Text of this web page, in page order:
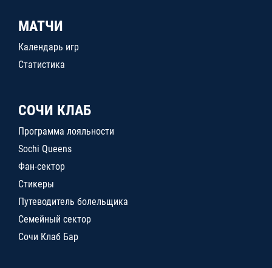
МАТЧИ
Календарь игр
Статистика
СОЧИ КЛАБ
Программа лояльности
Sochi Queens
Фан-сектор
Стикеры
Путеводитель болельщика
Семейный сектор
Сочи Клаб Бар